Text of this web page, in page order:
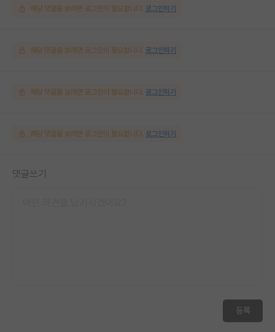
해당 댓글을 보려면 로그인이 필요합니다. 로그인하기
해당 댓글을 보려면 로그인이 필요합니다. 로그인하기
해당 댓글을 보려면 로그인이 필요합니다. 로그인하기
해당 댓글을 보려면 로그인이 필요합니다. 로그인하기
댓글쓰기
등록